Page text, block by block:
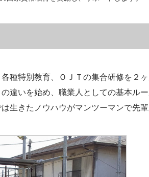
種特別教育、ＯＪＴの集合研修を２ヶ
違いを始め、職業人としての基本
生きたノウハウがマンツーマンで先輩